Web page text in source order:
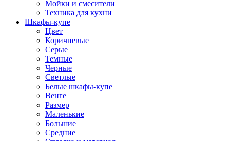
Мойки и смесители
Техника для кухни
Шкафы-купе
Цвет
Коричневые
Серые
Темные
Черные
Светлые
Белые шкафы-купе
Венге
Размер
Маленькие
Большие
Средние